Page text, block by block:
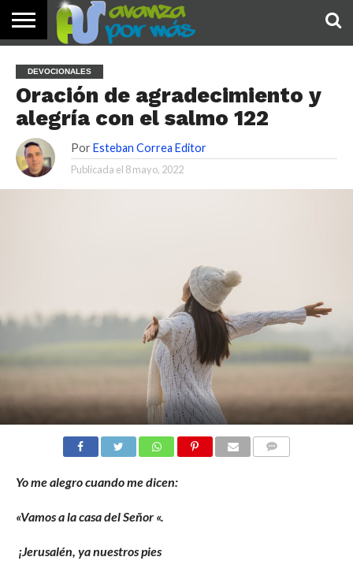
PALABRA
DE HOY
DEVOCIONALES
NOTICIAS
TESTIMONIOS
ORACIONES
SOBRE
NOSOTROS
IMÁGENES
DEVOCIONALES
Oración de agradecimiento y
alegría con el salmo 122
Por Esteban Correa Editor
Publicada el 8 mayo, 2022
Yo me alegro cuando me dicen:
«Vamos a la casa del Señor «.
¡Jerusalén, ya nuestros pies